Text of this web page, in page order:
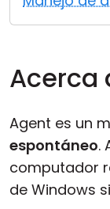
Acerca
Agent es un
espontáneo.
computador
de Windows
Nube y local